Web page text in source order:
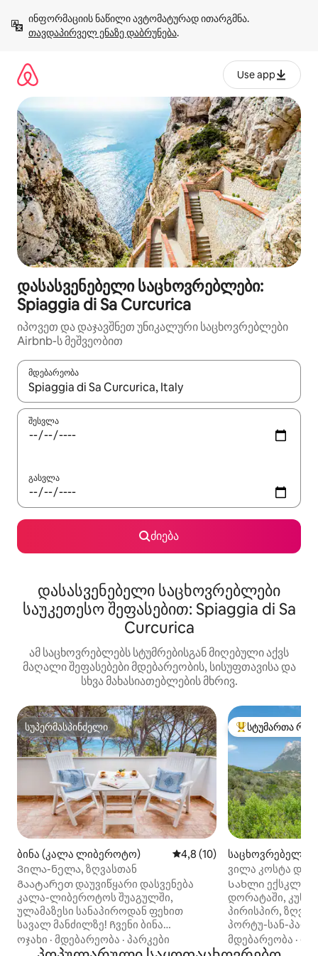
გადასვლა
თავდაპირველ ენაზე დაბრუნება.
Use app
დასასვენებელი საცხოვრებლები:
Spiaggia di Sa Curcurica
იპოვეთ და დაჯავშნეთ უნიკალური საცხოვრებლები
Airbnb-ს მეშვეობით
მდებარეობა
როცა შედეგები ხელმისაწვდომი გახდება, ნავიგაციისთვის
შესვლა
გასვლა
ძიება
დასასვენებელი საცხოვრებლები
საუკეთესო შეფასებით: Spiaggia di Sa
Curcurica
ამ საცხოვრებლებს სტუმრებისგან მიღებული აქვს
მაღალი შეფასებები მდებარეობის, სისუფთავისა და
სხვა მახასიათებლების მხრივ.
სუპერმასპინძელი
სუპერმასპინძელი
ბინა (კალა ლიბეროტო) საშუალო შეფასებაა 5‑დან
4,8 (10)
Ვილა-ნელა, ზღვასთან
Გაატარეთ დაუვიწყარი დასვენება
კალა-ლიბეროტოს შუაგულში,
ულამაზესი სანაპიროდან ფეხით
სავალ მანძილზე! Ჩვენი ბინა
მდებარეობს პრაიმ ‑ ლოკაციაზე,
პირდაპირ ზღვაზე და გთავაზობთ
ოჯახი · მდებარეობა · პარკები
სტუმართა
სტუმართა
საცხოვრებელი
n Paolo)
ვილა კოსტა
ხედით
Სახლი
დორატაში,
პირისპირ,
პორტუ-სან-
ოლბიას
შესანიშნავ
მდებარეობა ·